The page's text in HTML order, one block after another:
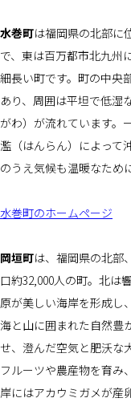
水巻町は福岡県の北部に
で、東は百万都市北九州
細長い町です。町の中央
あり、周囲は平坦で低湿
がわ）が流れています。
濫（はんらん）によって
のうえ気候も温暖なため
水巻町のホームページ
岡垣町は、福岡県の北部
口約32,000人の町。北は
原が美しい海岸を形成し
海と山に囲まれた自然豊
せ、澄んだ空気と肥沃な
フルーツや農産物を育み
岸にはアカウミガメが産